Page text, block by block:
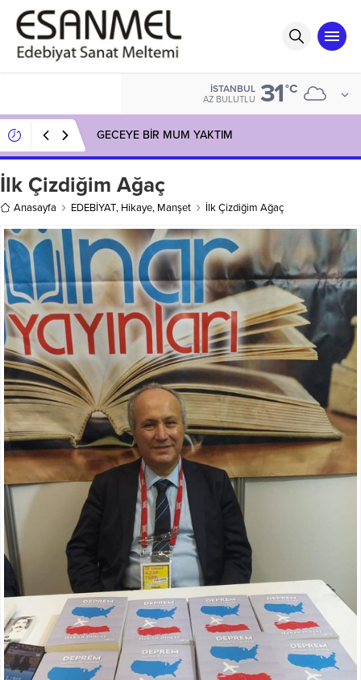
İSTANBUL
AZ BULUTLU 31°C
GECEYE BİR MUM YAKTIM
İlk Çizdiğim Ağaç
Anasayfa EDEBİYAT, Hikaye, Manşet İlk Çizdiğim Ağaç